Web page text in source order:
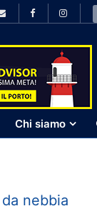
Chi siamo
nebbia